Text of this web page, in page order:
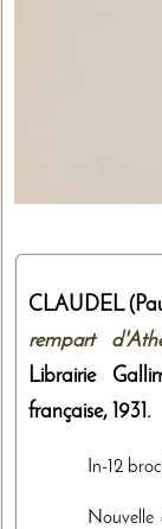
CLAUDEL
rempart
Librairie
française, 1931 .
In-12
Nouvelle